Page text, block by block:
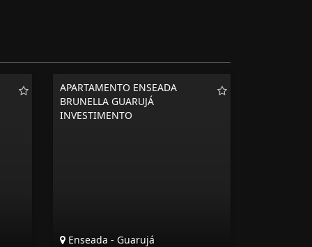
APARTAMENTO ENSEADA
BRUNELLA GUARUJÁ
INVESTIMENTO
Enseada - Guarujá